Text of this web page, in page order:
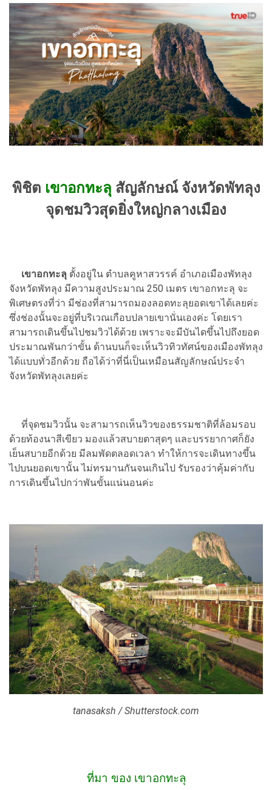
พิชิต เขาอกทะลุ สัญลักษณ์ จังหวัดพัทลุง
จุดชมวิวสุดยิ่งใหญ่กลางเมือง
เขาอกทะลุ ตั้งอยู่ใน ตำบลคูหาสวรรค์ อำเภอเมืองพัทลุง
จังหวัดพัทลุง มีความสูงประมาณ 250 เมตร เขาอกทะลุ จะ
พิเศษตรงที่ว่า มีช่องที่สามารถมองลอดทะลุยอดเขาได้เลยค่ะ
ซึ่งช่องนั้นจะอยู่ที่บริเวณเกือบปลายเขานั่นเองค่ะ โดยเรา
สามารถเดินขึ้นไปชมวิวได้ด้วย เพราะจะมีบันไดขึ้นไปถึงยอด
ประมาณพันกว่าขั้น ด้านบนก็จะเห็นวิวทิวทัศน์ของเมืองพัทลุง
ได้แบบทั่วอีกด้วย ถือได้ว่าที่นี่เป็นเหมือนสัญลักษณ์ประจำ
จังหวัดพัทลุงเลยค่ะ
ที่จุดชมวิวนั้น จะสามารถเห็นวิวของธรรมชาติที่ล้อมรอบ
ด้วยท้องนาสีเขียว มองแล้วสบายตาสุดๆ และบรรยากาศก็ยัง
เย็นสบายอีกด้วย มีลมพัดตลอดเวลา ทำให้การจะเดินทางขึ้น
ไปบนยอดเขานั้น ไม่ทรมานกันจนเกินไป รับรองว่าคุ้มค่ากับ
การเดินขึ้นไปกว่าพันขั้นแน่นอนค่ะ
tanasaksh / Shutterstock.com
ที่มา ของ เขาอกทะลุ